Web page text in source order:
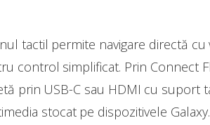
tactil permite navigare directă
control simplificat. Prin Connect
prin USB-C sau HDMI cu suport
stocat pe dispozitivele